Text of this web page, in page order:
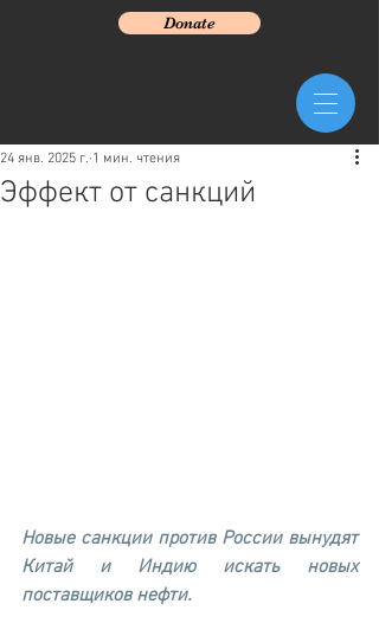
Donate
Эффект от санкций
24 янв. 2025 г. 1 мин. чтения
Новые санкции против России вынудят
Китай и Индию искать новых
поставщиков нефти.